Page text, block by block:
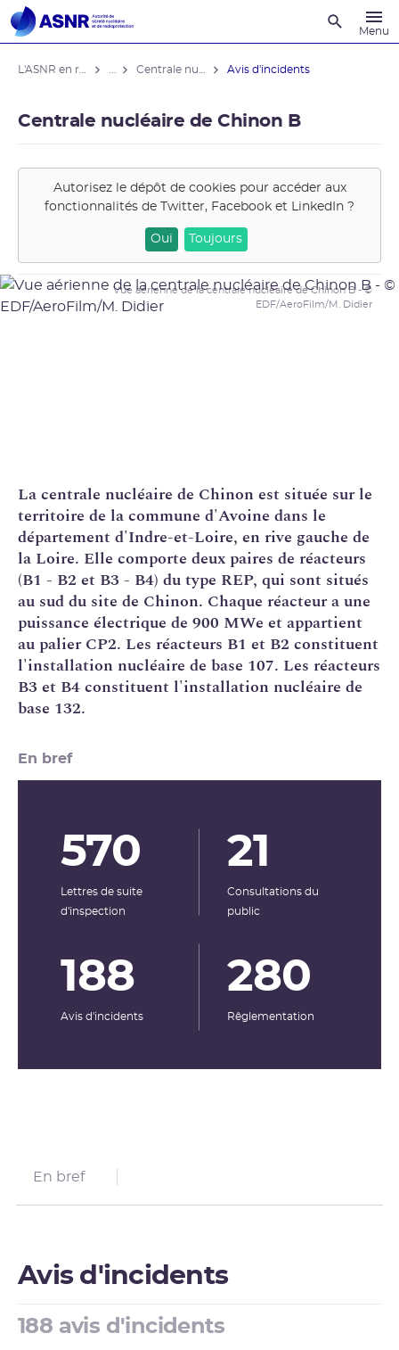
Menu
Avis d'incidents
Centrale nucléaire de Chinon B
Autorisez le dépôt de cookies pour accéder aux
fonctionnalités de Twitter, Facebook et LinkedIn ?
Oui Toujours
Vue aérienne de la centrale nucléaire de Chinon B - ©
EDF/AeroFilm/M. Didier
Lacentrale nucléaire de Chinon est située sur le
territoire de la commune d'Avoine dans le
département d'Indre-et-Loire, en rive gauche de
la Loire. Elle comporte deux paires de réacteurs
(B1 - B2 et B3 - B4) du type REP, qui sont situés
au sud du site de Chinon. Chaque réacteur a une
puissance électrique de 900 MWe et appartient
au palier CP2. Les réacteurs B1 et B2 constituent
l'installation nucléaire de base 107. Les réacteurs
B3 et B4 constituent l'installation nucléaire de
base 132.
En bref
570
Lettres de suite
d'inspection
21
Consultations du
public
188
Avis d'incidents
280
Rêglementation
En bref
Avis d'incidents
188 avis d'incidents